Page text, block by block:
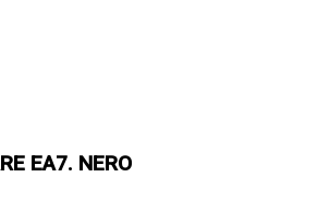
EA7. NERO